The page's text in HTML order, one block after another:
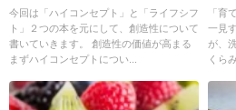
今回は「ハイコンセプト」と「ライフシフ
ト」２つの本を元にして、創造性について
書いていきます。 創造性の価値が高まる
まずハイコンセプトについ...
「育
一見
が、
くら